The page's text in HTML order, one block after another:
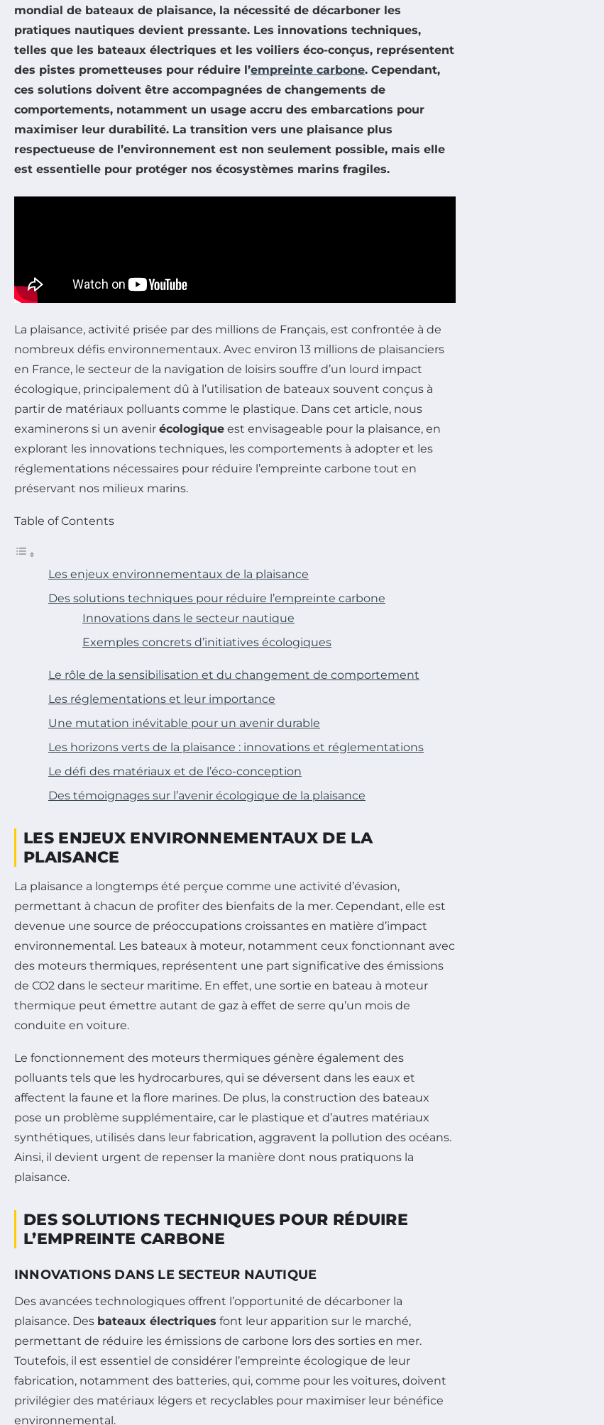
mondial de bateaux de plaisance, la nécessité de décarboner les
pratiques nautiques devient pressante. Les innovations techniques,
telles que les bateaux électriques et les voiliers éco-conçus, représentent
des pistes prometteuses pour réduire l’empreinte carbone. Cependant,
ces solutions doivent être accompagnées de changements de
comportements, notamment un usage accru des embarcations pour
maximiser leur durabilité. La transition vers une plaisance plus
respectueuse de l’environnement est non seulement possible, mais elle
est essentielle pour protéger nos écosystèmes marins fragiles.
La plaisance, activité prisée par des millions de Français, est confrontée à de
nombreux défis environnementaux. Avec environ 13 millions de plaisanciers
en France, le secteur de la navigation de loisirs souffre d’un lourd impact
écologique, principalement dû à l’utilisation de bateaux souvent conçus à
partir de matériaux polluants comme le plastique. Dans cet article, nous
examinerons si un avenir écologique est envisageable pour la plaisance, en
explorant les innovations techniques, les comportements à adopter et les
réglementations nécessaires pour réduire l’empreinte carbone tout en
préservant nos milieux marins.
Table of Contents
Les enjeux environnementaux de la plaisance
Des solutions techniques pour réduire l’empreinte carbone
Innovations dans le secteur nautique
Exemples concrets d’initiatives écologiques
Le rôle de la sensibilisation et du changement de comportement
Les réglementations et leur importance
Une mutation inévitable pour un avenir durable
Les horizons verts de la plaisance : innovations et réglementations
Le défi des matériaux et de l’éco-conception
Des témoignages sur l’avenir écologique de la plaisance
LES ENJEUX ENVIRONNEMENTAUX DE LA
PLAISANCE
La plaisance a longtemps été perçue comme une activité d’évasion,
permettant à chacun de profiter des bienfaits de la mer. Cependant, elle est
devenue une source de préoccupations croissantes en matière d’impact
environnemental. Les bateaux à moteur, notamment ceux fonctionnant avec
des moteurs thermiques, représentent une part significative des émissions
de CO2 dans le secteur maritime. En effet, une sortie en bateau à moteur
thermique peut émettre autant de gaz à effet de serre qu’un mois de
conduite en voiture.
Le fonctionnement des moteurs thermiques génère également des
polluants tels que les hydrocarbures, qui se déversent dans les eaux et
affectent la faune et la flore marines. De plus, la construction des bateaux
pose un problème supplémentaire, car le plastique et d’autres matériaux
synthétiques, utilisés dans leur fabrication, aggravent la pollution des océans.
Ainsi, il devient urgent de repenser la manière dont nous pratiquons la
plaisance.
DES SOLUTIONS TECHNIQUES POUR RÉDUIRE
L’EMPREINTE CARBONE
INNOVATIONS DANS LE SECTEUR NAUTIQUE
Des avancées technologiques offrent l’opportunité de décarboner la
plaisance. Des bateaux électriques font leur apparition sur le marché,
permettant de réduire les émissions de carbone lors des sorties en mer.
Toutefois, il est essentiel de considérer l’empreinte écologique de leur
fabrication, notamment des batteries, qui, comme pour les voitures, doivent
privilégier des matériaux légers et recyclables pour maximiser leur bénéfice
environnemental.